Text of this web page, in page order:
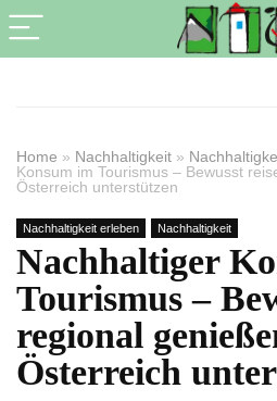
Home » Nachhaltigkeit »
Konsum im Tourismus – Bewusst
Österreich unterstützen
Nachhaltigkeit erleben Nachhaltigkeit
Nachhaltiger
Tourismus –
regional
Österreich